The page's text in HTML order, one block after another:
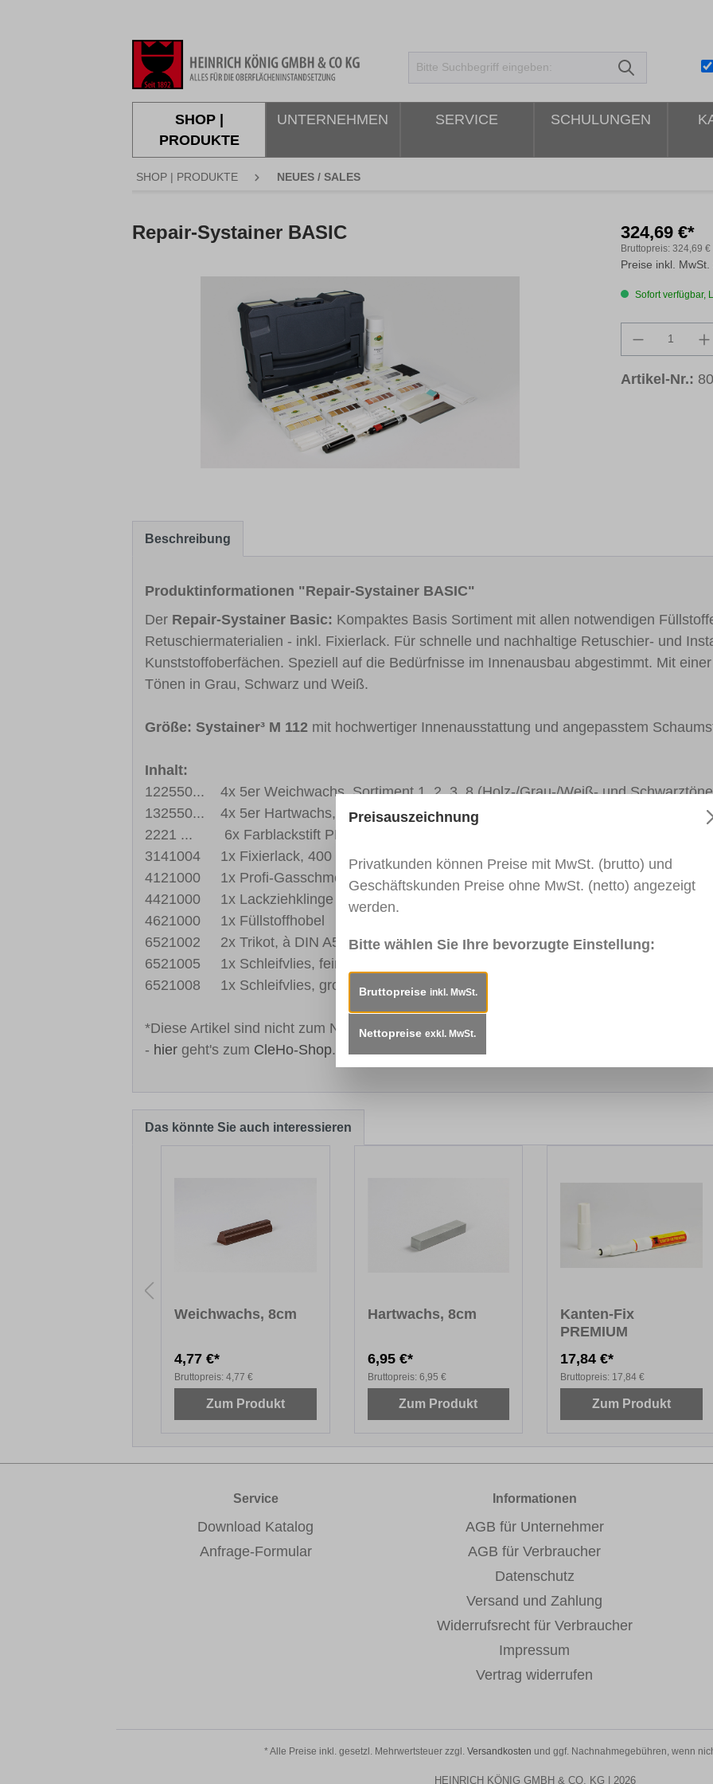
SHOP |
PRODUKTE
UNTERNEHMEN SERVICE SCHULUNGEN
SHOP | PRODUKTE NEUES / SALES
Repair-Systainer BASIC 324,69 €*
Bruttopreis: 324,69 €
Preise inkl.
Sofort verfügbar,
Produkt
Artikel-Nr.:
Beschreibung
Produktinformationen "Repair-Systainer BASIC"
Der Repair-Systainer Basic: Kompaktes Basis Sortiment mit allen notwendigen
Retuschiermaterialien - inkl. Fixierlack. Für schnelle und nachhaltige Retuschier- und
Kunststoffoberfächen. Speziell auf die Bedürfnisse im Innenausbau abgestimmt. Mit
Tönen in Grau, Schwarz und Weiß.
Größe: Systainer³ M 112 mit hochwertiger Innenausstattung und angepasstem
Inhalt:
122550... 4x 5er Weichwachs, Sortiment 1, 2, 3, 8 (Holz-/Grau-/Weiß- und
132550... 4x 5er Hartwachs, Sortiment 1-4 (Holztöne)*
2221 ... 6x Farblackstift PREMIUM (6 Holztöne: 015, 058, 060, 095, 110, 241)*
3141004 1x Fixierlack, 400 ml, Seidenmatt*
4121000 1x Profi-Gasschmelzer, inkl. Standard Schmelzspitze
4421000 1x Lackziehklinge
4621000 1x Füllstoffhobel
6521002 2x Trikot, à DIN A5
6521005 1x Schleifvlies, fein (weiß)
6521008 1x Schleifvlies, grob (grau)
*Diese Artikel sind nicht zum Nachkauf im Heinrich-König Shop erhältlich, sondern in
- hier geht's zum CleHo-Shop.
Das könnte Sie auch interessieren
Weichwachs, 8cm
4,77 €*
Bruttopreis: 4,77 €
Zum Produkt
Hartwachs, 8cm
6,95 €*
Bruttopreis: 6,95 €
Zum Produkt
Kanten-Fix
PREMIUM
17,84 €*
Bruttopreis: 17,84 €
Zum Produkt
Service
Download Katalog
Anfrage-Formular
Informationen
AGB für Unternehmer
AGB für Verbraucher
Datenschutz
Versand und Zahlung
Widerrufsrecht für Verbraucher
Impressum
Vertrag widerrufen
* Alle Preise inkl. gesetzl. Mehrwertsteuer zzgl. Versandkosten und ggf. Nachnahmegebühren, wenn
HEINRICH KÖNIG GMBH & CO. KG | 2026
Preisauszeichnung
Privatkunden können Preise mit MwSt. (brutto) und
Geschäftskunden Preise ohne MwSt. (netto) angezeigt
werden.
Bitte wählen Sie Ihre bevorzugte Einstellung:
Bruttopreise inkl. MwSt.
Nettopreise exkl. MwSt.